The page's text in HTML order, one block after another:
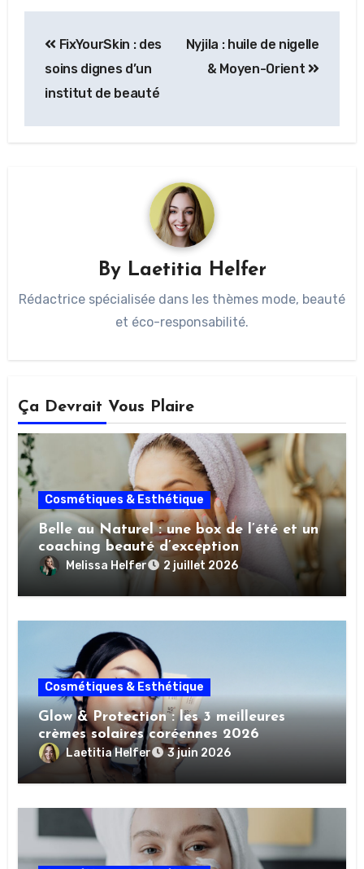
FixYourSkin : des
soins dignes d’un
institut de beauté
Nyjila : huile de nigelle
& Moyen-Orient
By Laetitia Helfer
Rédactrice spécialisée dans les thèmes mode, beauté
et éco-responsabilité.
Ça Devrait Vous Plaire
Cosmétiques & Esthétique
Belle au Naturel : une box de l’été et un
coaching beauté d’exception
Melissa Helfer 2 juillet 2026
Cosmétiques & Esthétique
Glow & Protection : les 3 meilleures
crèmes solaires coréennes 2026
Laetitia Helfer 3 juin 2026